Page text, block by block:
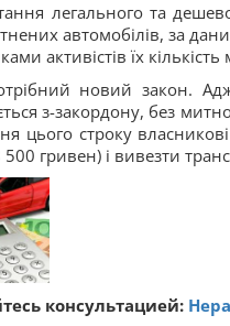
легального та
автомобілів, за
активістів їх
новий закон.
з-закордону, без
цього строку
гривен) і вивезти
консультацией: